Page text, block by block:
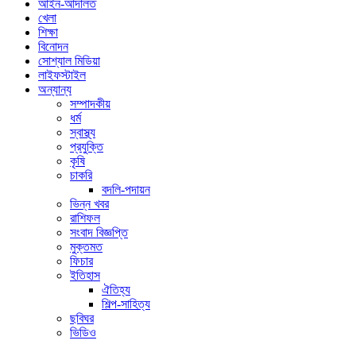
আইন-আদালত
খেলা
শিক্ষা
বিনোদন
সোশ্যাল মিডিয়া
লাইফস্টাইল
অন্যান্য
সম্পাদকীয়
ধর্ম
স্বাস্থ্য
প্রযুক্তি
কৃষি
চাকরি
বদলি-পদায়ন
ভিন্ন খবর
রাশিফল
সংবাদ বিজ্ঞপ্তি
মুক্তমত
ফিচার
ইতিহাস
ঐতিহ্য
শিল্প-সাহিত্য
ছবিঘর
ভিডিও